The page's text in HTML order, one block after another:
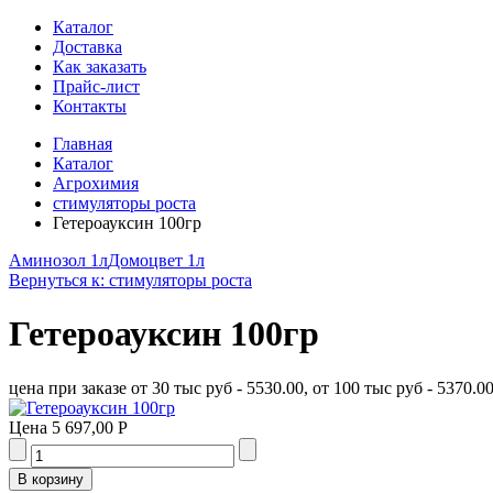
Каталог
Доставка
Как заказать
Прайс-лист
Контакты
Главная
Каталог
Агрохимия
стимуляторы роста
Гетероауксин 100гр
Аминозол 1лДомоцвет 1л
Вернуться к: стимуляторы роста
Гетероауксин 100гр
цена при заказе от 30 тыс руб - 5530.00, от 100 тыс руб - 5370.00
Цена 5 697,00 Р